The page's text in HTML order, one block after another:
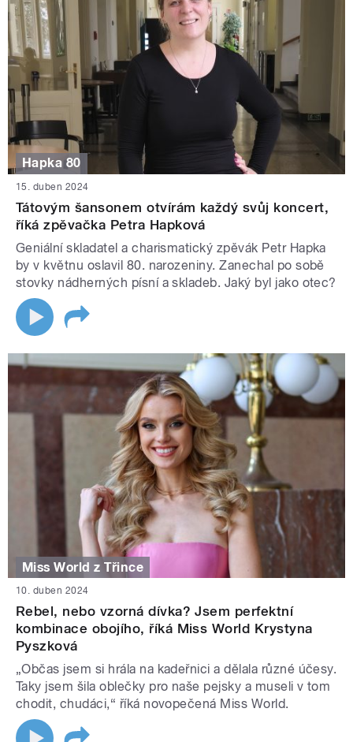
Hapka 80
15. duben 2024
Tátovým šansonem otvírám každý svůj koncert,
říká zpěvačka Petra Hapková
Geniální skladatel a charismatický zpěvák Petr Hapka
by v květnu oslavil 80. narozeniny. Zanechal po sobě
stovky nádherných písní a skladeb. Jaký byl jako otec?
Miss World z Třince
10. duben 2024
Rebel, nebo vzorná dívka? Jsem perfektní
kombinace obojího, říká Miss World Krystyna
Pyszková
„Občas jsem si hrála na kadeřnici a dělala různé účesy.
Taky jsem šila oblečky pro naše pejsky a museli v tom
chodit, chudáci,“ říká novopečená Miss World.